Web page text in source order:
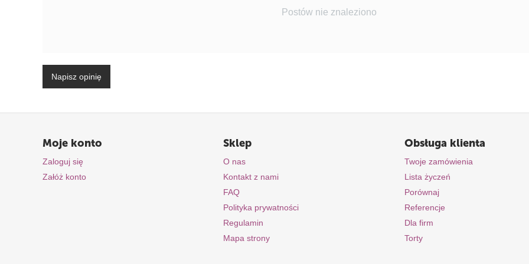
Postów nie znaleziono
Napisz opinię
Moje konto
Zaloguj się
Załóż konto
Sklep
O nas
Kontakt z nami
FAQ
Polityka prywatności
Regulamin
Mapa strony
Obsługa klienta
Twoje zamówienia
Lista życzeń
Porównaj
Referencje
Dla firm
Torty